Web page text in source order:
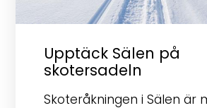
Upptäck Sälen på
skotersadeln
Skoteråkningen i Sälen är